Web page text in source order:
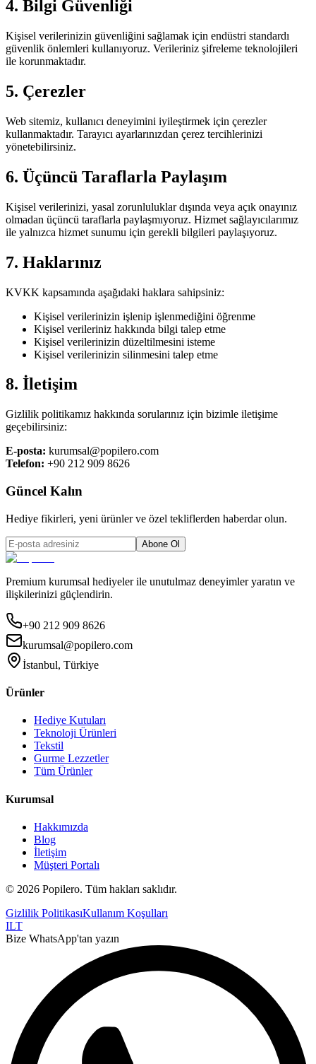
4. Bilgi Güvenliği
Kişisel verilerinizin güvenliğini sağlamak için endüstri standardı
güvenlik önlemleri kullanıyoruz. Verileriniz şifreleme teknolojileri
ile korunmaktadır.
5. Çerezler
Web sitemiz, kullanıcı deneyimini iyileştirmek için çerezler
kullanmaktadır. Tarayıcı ayarlarınızdan çerez tercihlerinizi
yönetebilirsiniz.
6. Üçüncü Taraflarla Paylaşım
Kişisel verilerinizi, yasal zorunluluklar dışında veya açık onayınız
olmadan üçüncü taraflarla paylaşmıyoruz. Hizmet sağlayıcılarımız
ile yalnızca hizmet sunumu için gerekli bilgileri paylaşıyoruz.
7. Haklarınız
KVKK kapsamında aşağıdaki haklara sahipsiniz:
Kişisel verilerinizin işlenip işlenmediğini öğrenme
Kişisel verileriniz hakkında bilgi talep etme
Kişisel verilerinizin düzeltilmesini isteme
Kişisel verilerinizin silinmesini talep etme
8. İletişim
Gizlilik politikamız hakkında sorularınız için bizimle iletişime
geçebilirsiniz:
E-posta: kurumsal@popilero.com
Telefon: +90 212 909 8626
Güncel Kalın
Hediye fikirleri, yeni ürünler ve özel tekliflerden haberdar olun.
Abone Ol
Premium kurumsal hediyeler ile unutulmaz deneyimler yaratın ve
ilişkilerinizi güçlendirin.
+90 212 909 8626
kurumsal@popilero.com
İstanbul, Türkiye
Ürünler
Hediye Kutuları
Teknoloji Ürünleri
Tekstil
Gurme Lezzetler
Tüm Ürünler
Kurumsal
Hakkımızda
Blog
İletişim
Müşteri Portalı
© 2026 Popilero. Tüm hakları saklıdır.
Gizlilik PolitikasıKullanım Koşulları
ILT
Bize WhatsApp'tan yazın